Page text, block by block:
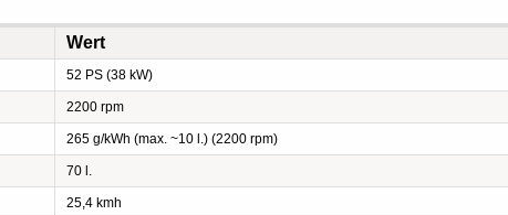
Wert
52 PS (38 kW)
2200 rpm
265 g/kWh (max. ~10 l.) (2200 rpm)
70 l.
25,4 kmh